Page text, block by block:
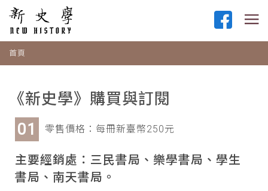
首頁
《新史學》購買與訂閱
零售價格：每冊新臺幣250元
主要經銷處：三民書局、樂學書局、學生
書局、南天書局。